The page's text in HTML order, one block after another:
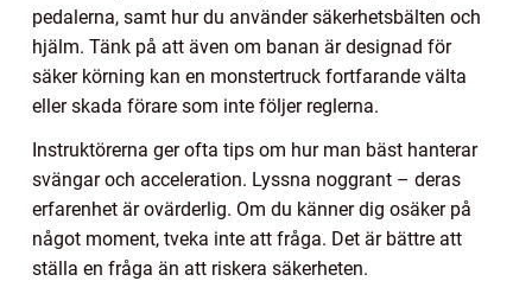
pedalerna, samt hur du använder säkerhetsbälten och
hjälm. Tänk på att även om banan är designad för
säker körning kan en monstertruck fortfarande välta
eller skada förare som inte följer reglerna.
Instruktörerna ger ofta tips om hur man bäst hanterar
svängar och acceleration. Lyssna noggrant – deras
erfarenhet är ovärderlig. Om du känner dig osäker på
något moment, tveka inte att fråga. Det är bättre att
ställa en fråga än att riskera säkerheten.